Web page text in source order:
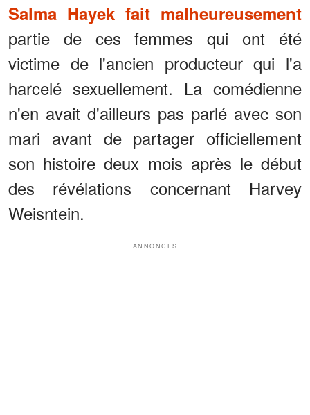
Salma Hayek fait malheureusement
partie de ces femmes qui ont été
victime de l'ancien producteur qui l'a
harcelé sexuellement. La comédienne
n'en avait d'ailleurs pas parlé avec son
mari avant de partager officiellement
son histoire deux mois après le début
des révélations concernant Harvey
Weisntein.
ANNONCES